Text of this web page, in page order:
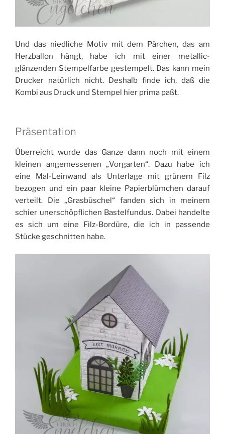
Und das niedliche Motiv mit dem Pärchen, das am
Herzballon hängt, habe ich mit einer metallic-
glänzenden Stempelfarbe gestempelt. Das kann mein
Drucker natürlich nicht. Deshalb finde ich, daß die
Kombi aus Druck und Stempel hier prima paßt.
Präsentation
Überreicht wurde das Ganze dann noch mit einem
kleinen angemessenen „Vorgarten“. Dazu habe ich
eine Mal-Leinwand als Unterlage mit grünem Filz
bezogen und ein paar kleine Papierblümchen darauf
verteilt. Die „Grasbüschel“ fanden sich in meinem
schier unerschöpflichen Bastelfundus. Dabei handelte
es sich um eine Filz-Bordüre, die ich in passende
Stücke geschnitten habe.